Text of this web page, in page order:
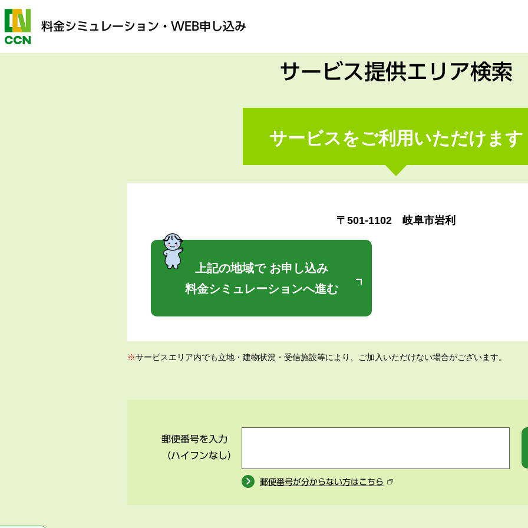
料金シミュレーション ・WEB申し込み
サービス提供エリア検索
サービスをご利用いただけます
〒501-1102 岐阜市岩利
上記の地域で お申し込み
料金シミュレーションへ進む
※サービスエリア内でも立地・建物状況・受信施設等により、ご加入いただけない場合がございます。
郵便番号を入力
（ハイフンなし）
郵便番号が分からない方はこちら